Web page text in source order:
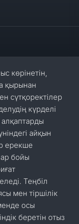
көрінетін,
қырынан
сүтқоректілер
күрделі
айқын
ерекше
бойы
Теңбіл
мен тіршілік
осы
беретін отыз